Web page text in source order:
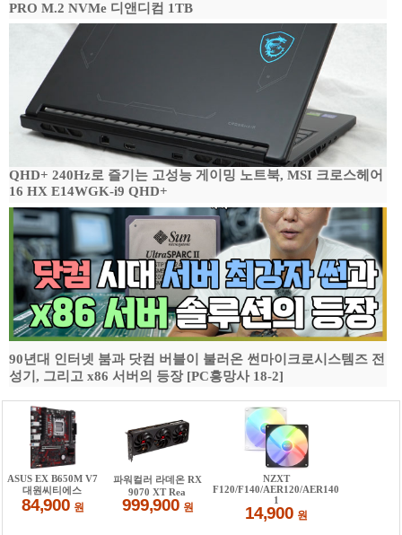
PRO M.2 NVMe 디앤디컴 1TB
QHD+ 240Hz로 즐기는 고성능 게이밍 노트북, MSI 크로스헤어
16 HX E14WGK-i9 QHD+
90년대 인터넷 붐과 닷컴 버블이 불러온 썬마이크로시스템즈 전
성기, 그리고 x86 서버의 등장 [PC흥망사 18-2]